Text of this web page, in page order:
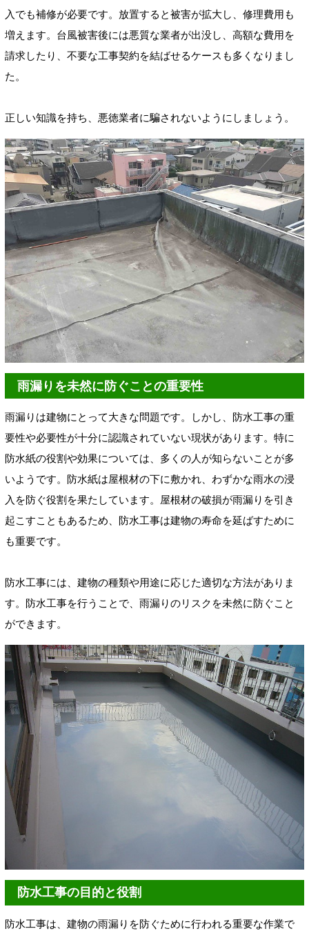
入でも補修が必要です。放置すると被害が拡大し、修理費用も
増えます。台風被害後には悪質な業者が出没し、高額な費用を
請求したり、不要な工事契約を結ばせるケースも多くなりまし
た。
正しい知識を持ち、悪徳業者に騙されないようにしましょう。
雨漏りを未然に防ぐことの重要性
雨漏りは建物にとって大きな問題です。しかし、防水工事の重
要性や必要性が十分に認識されていない現状があります。特に
防水紙の役割や効果については、多くの人が知らないことが多
いようです。防水紙は屋根材の下に敷かれ、わずかな雨水の浸
入を防ぐ役割を果たしています。屋根材の破損が雨漏りを引き
起こすこともあるため、防水工事は建物の寿命を延ばすために
も重要です。
防水工事には、建物の種類や用途に応じた適切な方法がありま
す。防水工事を行うことで、雨漏りのリスクを未然に防ぐこと
ができます。
防水工事の目的と役割
防水工事は、建物の雨漏りを防ぐために行われる重要な作業で